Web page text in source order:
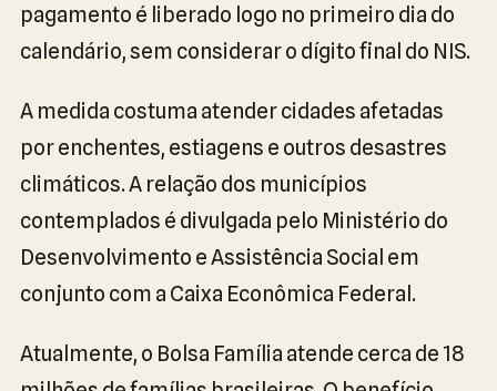
pagamento é liberado logo no primeiro dia do
calendário, sem considerar o dígito final do NIS.
A medida costuma atender cidades afetadas
por enchentes, estiagens e outros desastres
climáticos. A relação dos municípios
contemplados é divulgada pelo Ministério do
Desenvolvimento e Assistência Social em
conjunto com a Caixa Econômica Federal.
Atualmente, o Bolsa Família atende cerca de 18